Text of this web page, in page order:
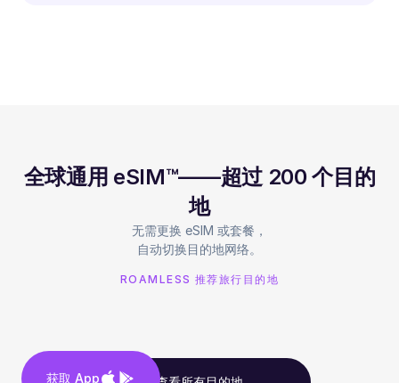
全球通用 eSIM™——超过 200 个目的
地
无需更换 eSIM 或套餐，
自动切换目的地网络。
ROAMLESS 推荐旅行目的地
获取 App